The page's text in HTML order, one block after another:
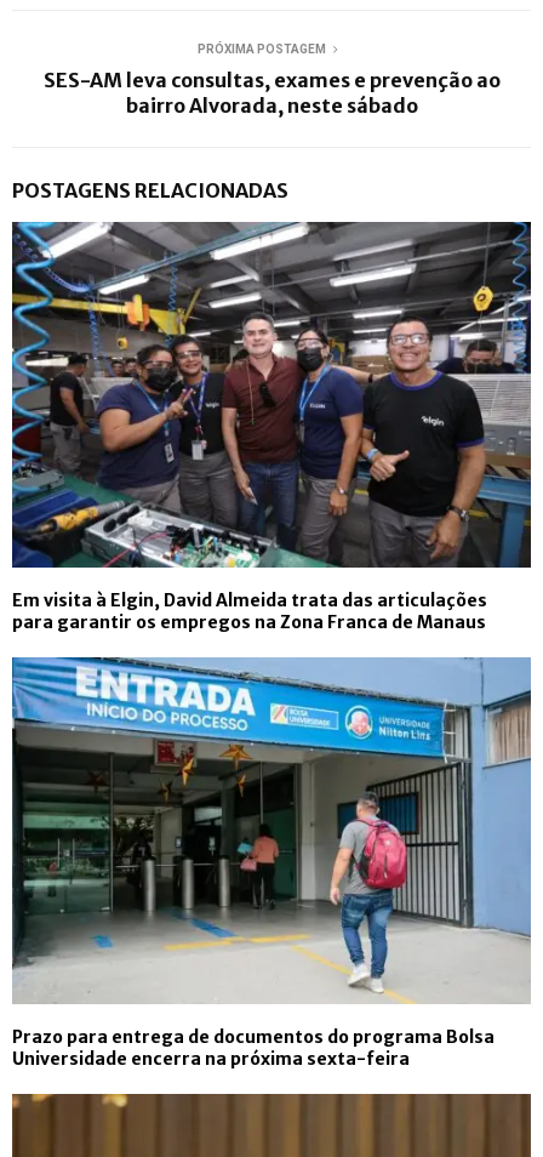
PRÓXIMA POSTAGEM
SES-AM leva consultas, exames e prevenção ao
bairro Alvorada, neste sábado
POSTAGENS RELACIONADAS
Em visita à Elgin, David Almeida trata das articulações
para garantir os empregos na Zona Franca de Manaus
Prazo para entrega de documentos do programa Bolsa
Universidade encerra na próxima sexta-feira